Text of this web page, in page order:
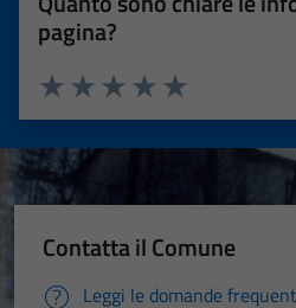
pagina?
Valuta 5 stelle
Valuta 4 stelle su 5
Valuta 3 stelle su 5
Valuta 2 stelle su 5
Valuta 1 stelle su 5
Contatta il Comune
Leggi le domande